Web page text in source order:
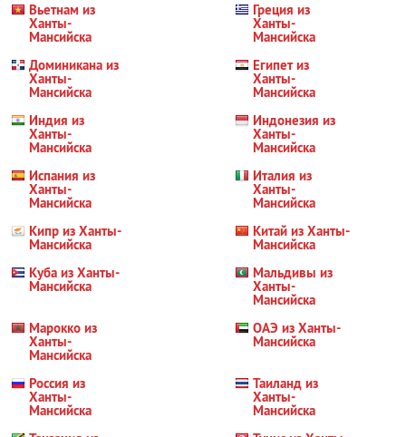
Вьетнам из
Ханты-
Мансийска
Греция из
Ханты-
Мансийска
Доминикана из
Ханты-
Мансийска
Египет из
Ханты-
Мансийска
Индия из
Ханты-
Мансийска
Индонезия из
Ханты-
Мансийска
Испания из
Ханты-
Мансийска
Италия из
Ханты-
Мансийска
Кипр из Ханты-
Мансийска
Китай из Ханты-
Мансийска
Куба из Ханты-
Мансийска
Мальдивы из
Ханты-
Мансийска
Марокко из
Ханты-
Мансийска
ОАЭ из Ханты-
Мансийска
Россия из
Ханты-
Мансийска
Таиланд из
Ханты-
Мансийска